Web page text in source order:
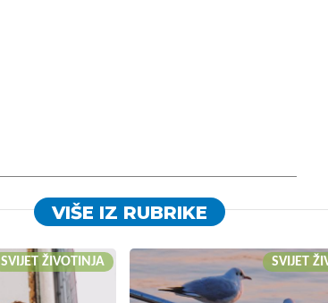
VIŠE IZ RUBRIKE
SVIJET ŽIVOTINJA SVIJET